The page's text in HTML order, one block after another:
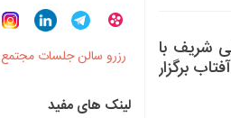
شریف با
برگزار رزرو سالن جلسات مجتمع
لینک های مفید